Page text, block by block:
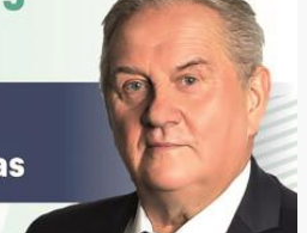
merui ir tarybos nariams“,
šis laiškas pasieks skaitytojus“;
to pažadėtojo laiško
krašto“ redakcija
Mikalausko laišką, pavadintą
merui, tarybos nariams ir Varėnos
dabar ir publikuojame